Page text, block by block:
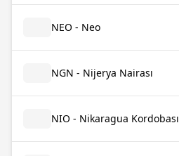
NEO - Neo
NGN - Nijerya Nairası
NIO - Nikaragua Kordobası